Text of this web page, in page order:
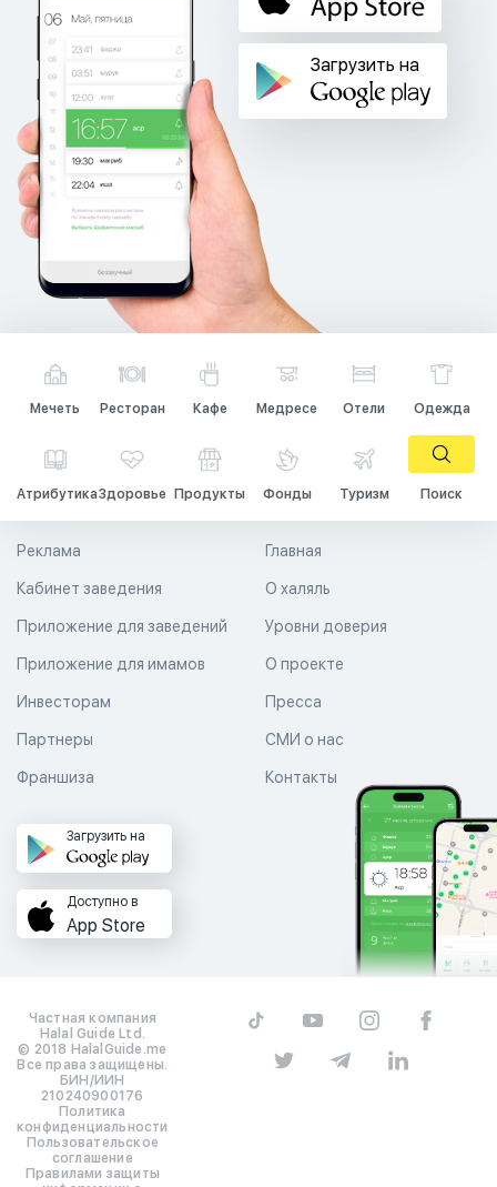
Загрузить на
Мечеть Ресторан Кафе Медресе Отели Одежда
АтрибутикаЗдоровье Продукты Фонды Туризм Поиск
Главная
О халяль
Уровни доверия
Реклама
Кабинет заведения
Приложение для заведений
Приложение для имамов О проекте
Пресса
СМИ о нас
Контакты
Инвесторам
Партнеры
Франшиза
Загрузить на
Доступно в
App Store
Частная компания
Halal Guide Ltd.
© 2018 HalalGuide.me
Все права защищены.
БИН/ИИН
210240900176
Политика
конфиденциальности
Пользовательское
соглашение
Правилами защиты